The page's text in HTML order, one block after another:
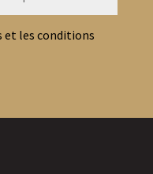
et les conditions